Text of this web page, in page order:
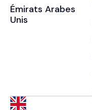
Émirats Arabes
Unis